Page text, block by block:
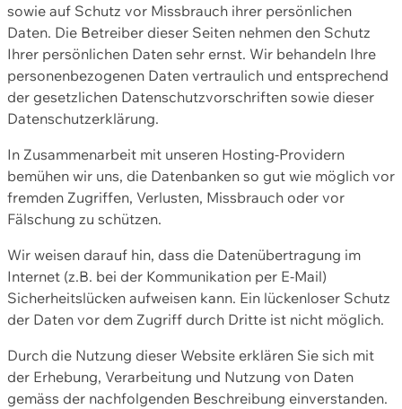
sowie auf Schutz vor Missbrauch ihrer persönlichen
Daten. Die Betreiber dieser Seiten nehmen den Schutz
Ihrer persönlichen Daten sehr ernst. Wir behandeln Ihre
personenbezogenen Daten vertraulich und entsprechend
der gesetzlichen Datenschutzvorschriften sowie dieser
Datenschutzerklärung.
In Zusammenarbeit mit unseren Hosting-Providern
bemühen wir uns, die Datenbanken so gut wie möglich vor
fremden Zugriffen, Verlusten, Missbrauch oder vor
Fälschung zu schützen.
Wir weisen darauf hin, dass die Datenübertragung im
Internet (z.B. bei der Kommunikation per E-Mail)
Sicherheitslücken aufweisen kann. Ein lückenloser Schutz
der Daten vor dem Zugriff durch Dritte ist nicht möglich.
Durch die Nutzung dieser Website erklären Sie sich mit
der Erhebung, Verarbeitung und Nutzung von Daten
gemäss der nachfolgenden Beschreibung einverstanden.